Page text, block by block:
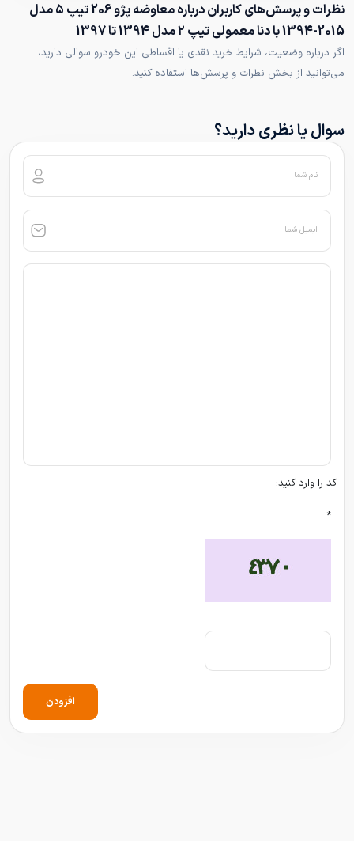
نظرات و پرسش‌های کاربران درباره معاوضه پژو 206 تیپ ۵ مدل
2015-1394 با دنا معمولی تیپ ۲ مدل 1394 تا 1397
اگر درباره وضعیت، شرایط خرید نقدی یا اقساطی این خودرو سوالی دارید،
می‌توانید از بخش نظرات و پرسش‌ها استفاده کنید.
سوال یا نظری دارید؟
نام شما
ایمیل شما
کد را وارد کنید:
*
افزودن